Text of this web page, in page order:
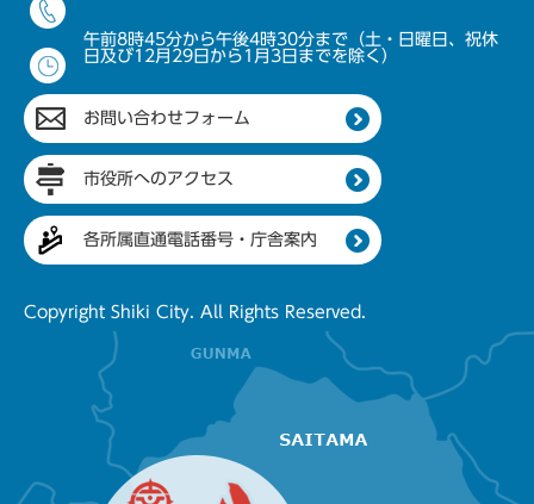
午前8時45分から午後4時30分まで（土・日曜日、祝休
日及び12月29日から1月3日までを除く）
お問い合わせフォーム
市役所へのアクセス
各所属直通電話番号・庁舎案内
Copyright Shiki City. All Rights Reserved.